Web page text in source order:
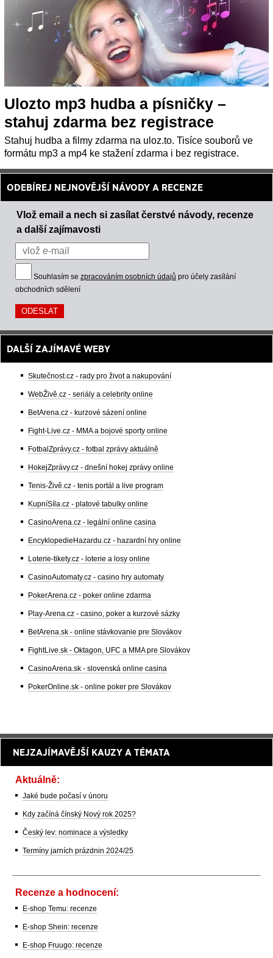
Ulozto mp3 hudba a písničky –
stahuj zdarma bez registrace
Stahuj hudba a filmy zdarma na uloz.to. Tisíce souborů ve
formátu mp3 a mp4 ke stažení zdarma i bez registrace.
ODEBÍREJ NEJNOVĚJŠÍ NÁVODY A RECENZE
Vlož email a nech si zasílat čerstvé návody, recenze
a další zajímavosti
Souhlasím se zpracováním osobních údajů pro účely zasílání
obchodních sdělení
DALŠÍ ZAJÍMAVÉ WEBY
Skutečnost.cz - rady pro život a nakupování
WebŽivě.cz - seriály a celebrity online
BetArena.cz - kurzové sázení online
Fight-Live.cz - MMA a bojové sporty online
FotbalZprávy.cz - fotbal zprávy aktuálně
HokejZprávy.cz - dnešní hokej zprávy online
Tenis-Živě.cz - tenis portál a live program
KupníSíla.cz - platové tabulky online
CasinoArena.cz - legální online casina
EncyklopedieHazardu.cz - hazardní hry online
Loterie-tikety.cz - loterie a losy online
CasinoAutomaty.cz - casino hry automaty
PokerArena.cz - poker online zdarma
Play-Arena.cz - casino, poker a kurzové sázky
BetArena.sk - online stávkovanie pre Slovákov
FightLive.sk - Oktagon, UFC a MMA pre Slovákov
CasinoArena.sk - slovenská online casina
PokerOnline.sk - online poker pre Slovákov
NEJZAJÍMAVĚJŠÍ KAUZY A TÉMATA
Aktuálně:
Jaké bude počasí v únoru
Kdy začíná čínský Nový rok 2025?
Český lev: nominace a výsledky
Termíny jarních prázdnin 2024/25
Recenze a hodnocení:
E-shop Temu: recenze
E-shop Shein: recenze
E-shop Fruugo: recenze